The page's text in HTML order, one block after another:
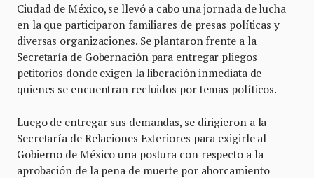
Ciudad de México, se llevó a cabo una jornada de lucha
en la que participaron familiares de presas políticas y
diversas organizaciones. Se plantaron frente a la
Secretaría de Gobernación para entregar pliegos
petitorios donde exigen la liberación inmediata de
quienes se encuentran recluidos por temas políticos.
Luego de entregar sus demandas, se dirigieron a la
Secretaría de Relaciones Exteriores para exigirle al
Gobierno de México una postura con respecto a la
aprobación de la pena de muerte por ahorcamiento